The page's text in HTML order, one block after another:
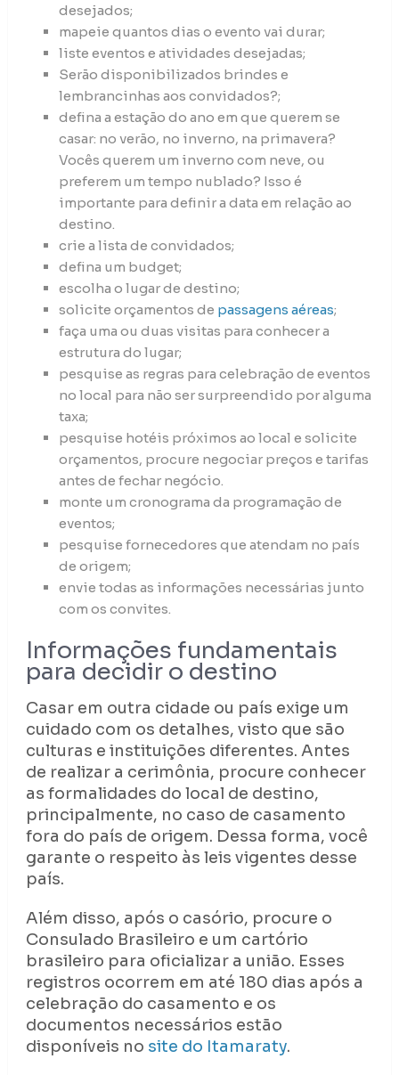
desejados;
mapeie quantos dias o evento vai durar;
liste eventos e atividades desejadas;
Serão disponibilizados brindes e
lembrancinhas aos convidados?;
defina a estação do ano em que querem se
casar: no verão, no inverno, na primavera?
Vocês querem um inverno com neve, ou
preferem um tempo nublado? Isso é
importante para definir a data em relação ao
destino.
crie a lista de convidados;
defina um budget;
escolha o lugar de destino;
solicite orçamentos de passagens aéreas;
faça uma ou duas visitas para conhecer a
estrutura do lugar;
pesquise as regras para celebração de eventos
no local para não ser surpreendido por alguma
taxa;
pesquise hotéis próximos ao local e solicite
orçamentos, procure negociar preços e tarifas
antes de fechar negócio.
monte um cronograma da programação de
eventos;
pesquise fornecedores que atendam no país
de origem;
envie todas as informações necessárias junto
com os convites.
Informações fundamentais
para decidir o destino
Casar em outra cidade ou país exige um
cuidado com os detalhes, visto que são
culturas e instituições diferentes. Antes
de realizar a cerimônia, procure conhecer
as formalidades do local de destino,
principalmente, no caso de casamento
fora do país de origem. Dessa forma, você
garante o respeito às leis vigentes desse
país.
Além disso, após o casório, procure o
Consulado Brasileiro e um cartório
brasileiro para oficializar a união. Esses
registros ocorrem em até 180 dias após a
celebração do casamento e os
documentos necessários estão
disponíveis no site do Itamaraty.